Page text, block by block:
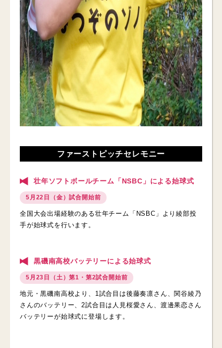
ファーストピッチセレモニー
壮年ソフトボールチーム「NSBC」による始球式
5月22日（金）試合開始前
全国大会出場経験のある壮年チーム「NSBC」より綾部投
手が始球式を行います。
黒磯南高校バッテリーによる始球式
5月23日（土）第1・第2試合開始前
地元・黒磯南高校より、1試合目は後藤奏凛さん、関谷綾乃
さんのバッテリー、2試合目は人見桜愛さん、渡邊果恋さん
バッテリーが始球式に登場します。